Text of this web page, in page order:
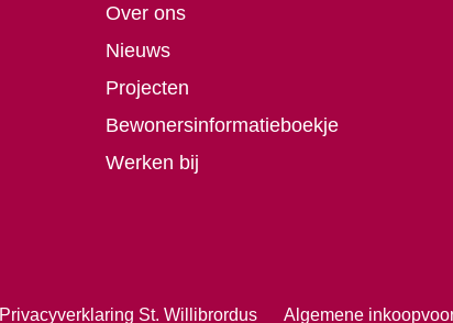
Over ons
Nieuws
Projecten
Bewonersinformatieboekje
Werken bij
Privacyverklaring St. Willibrordus Algemene